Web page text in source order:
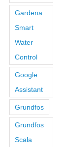
Gardena
Smart
Water
Control
Google
Assistant
Grundfos
Grundfos
Scala